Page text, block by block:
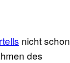
nicht schon
des